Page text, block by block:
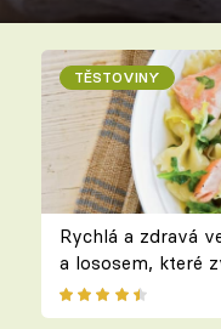
TĚSTOVINY
Rychlá a zdravá
a lososem, které